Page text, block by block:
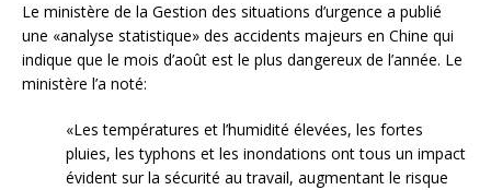
Le ministère de la Gestion des situations d’urgence a publié
une «analyse statistique» des accidents majeurs en Chine qui
indique que le mois d’août est le plus dangereux de l’année. Le
ministère l’a noté:
«Les températures et l’humidité élevées, les fortes
pluies, les typhons et les inondations ont tous un impact
évident sur la sécurité au travail, augmentant le risque